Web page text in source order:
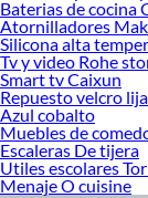
Baterias de cocina
Atornilladores
Silicona alta
Tv y video Rohe
Smart tv Caixun
Repuesto velcro
Azul cobalto
Muebles de
Escaleras De tijera
Utiles escolares
Menaje O cuisine